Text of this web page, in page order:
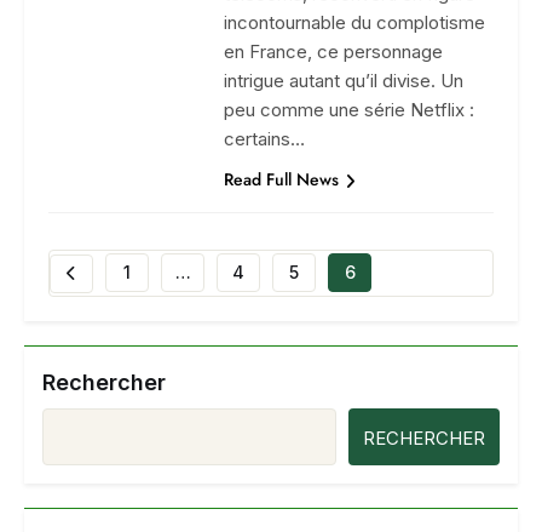
incontournable du complotisme
en France, ce personnage
intrigue autant qu’il divise. Un
peu comme une série Netflix :
certains…
Read Full News
1 … 4 5 6
Rechercher
RECHERCHER